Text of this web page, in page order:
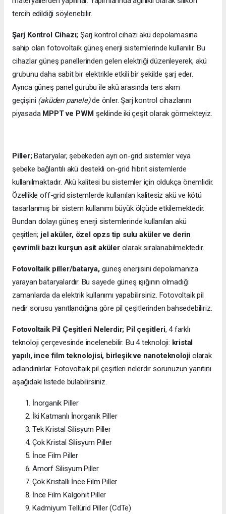
tercih edildiği söylenebilir.
Şarj Kontrol Cihazı; Şarj kontrol cihazı akü depolamasına
sahip olan fotovoltaik güneş enerji sistemlerinde kullanılır. Bu
cihazlar güneş panellerinden gelen elektriği düzenleyerek, akü
grubunu daha sabit bir elektrikle etkili bir şekilde şarj eder.
Ayrıca güneş panel gurubu ile akü arasında ters akım
geçişini (aküden panele)de önler. Şarj kontrol cihazlarını
piyasada MPPT ve PWM şeklinde iki çeşit olarak görmekteyiz.
Piller;Bataryalar, şebekeden ayrı on-grid sistemler veya
şebeke bağlantılı akü destekli on-grid hibrit sistemlerde
kullanılmaktadır. Akü kalitesi bu sistemler için oldukça önemlidir.
Özellikle off-grid sistemlerde kullanılan kalitesiz akü ve kötü
tasarlanmış bir sistem kullanımı büyük ölçüde etkilemektedir.
Bundan dolayı güneş enerji sistemlerinde kullanılan akü
çeşitleri; jel aküler, özel opzs tip sulu aküler ve derin
çevrimli bazı kurşun asit akülerolarak sıralanabilmektedir.
Fotovoltaik piller/batarya,güneş enerjisini depolamanıza
yarayan bataryalardır. Bu sayede güneş ışığının olmadığı
zamanlarda da elektrik kullanımı yapabilirsiniz. Fotovoltaik pil
nedir sorusu yanıtlandığına göre pil çeşitlerinden bahsedebiliriz.
Fotovoltaik Pil Çeşitleri Nelerdir; Pil çeşitleri, 4 farklı
teknoloji çerçevesinde incelenebilir. Bu 4 teknoloji: kristal
yapılı, ince film teknolojisi, birleşik ve nanoteknoloji olarak
adlandırılırlar. Fotovoltaik pil çeşitleri nelerdir sorunuzun yanıtını
aşağıdaki listede bulabilirsiniz.
İnorganik Piller
İki Katmanlı İnorganik Piller
Tek Kristal Silisyum Piller
Çok Kristal Silisyum Piller
İnce Film Piller
Amorf Silisyum Piller
Çok Kristalli İnce Film Piller
İnce Film Kalgonit Piller
Kadmiyum Tellürid Piller (CdTe)